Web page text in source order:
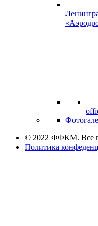
© 2022 ФФКМ. Все
Политика